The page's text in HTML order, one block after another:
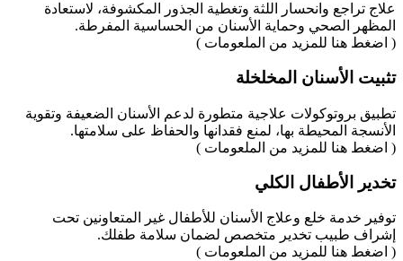
علاج تراجع وانحسار اللثة وتغطية الجذور المكشوفة، لاستعادة
المظهر الصحي وحماية الأسنان من الحساسية المفرطة.
( اضغط هنا للمزيد من الملعومات )
تثبيت الأسنان المخلخلة
تطبيق بروتوكولات علاجية متطورة لدعم الأسنان الضعيفة وتقوية
الأنسجة المحيطة بها، لمنع فقدانها والحفاظ على سلامتها.
( اضغط هنا للمزيد من الملعومات )
تخدير الأطفال الكلي
توفير خدمة خلع وعلاج الأسنان للأطفال غير المتعاونين تحت
إشراف طبيب تخدير متخصص لضمان سلامة طفلك.
( اضغط هنا للمزيد من الملعومات )